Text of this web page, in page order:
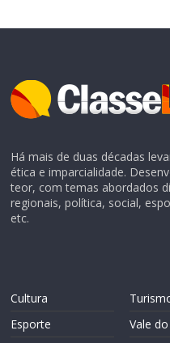
Há mais de duas décadas
ética e imparcialidade.
teor, com temas abordados
regionais, política, social,
etc.
Cultura
Esporte
Vale